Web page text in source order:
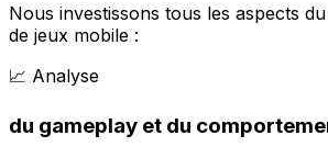
Nous investissons tous les aspects
de jeux mobile :
📈 Analyse
du gameplay et du